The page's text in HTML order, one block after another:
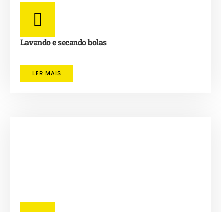
Lavando e secando bolas
LER MAIS